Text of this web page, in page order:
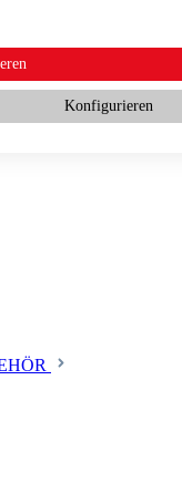
Konfigurieren